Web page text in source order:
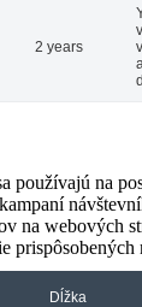
2 years
používajú na
na webových
prispôsobených
Dĺžka